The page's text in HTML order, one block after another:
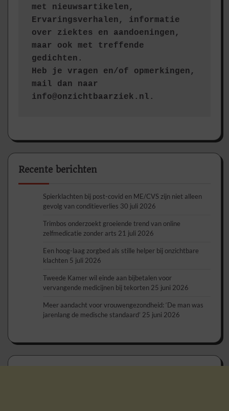
met nieuwsartikelen,
Ervaringsverhalen, informatie
over ziektes en aandoeningen,
maar ook met treffende
gedichten.
Heb je vragen en/of opmerkingen,
mail dan naar
info@onzichtbaarziek.nl.
Recente berichten
Spierklachten bij post-covid en ME/CVS zijn niet alleen
gevolg van conditieverlies 30 juli 2026
Trimbos onderzoekt groeiende trend van online
zelfmedicatie zonder arts 21 juli 2026
Een hoog-laag zorgbed als stille helper bij onzichtbare
klachten 5 juli 2026
Tweede Kamer wil einde aan bijbetalen voor
vervangende medicijnen bij tekorten 25 juni 2026
Meer aandacht voor vrouwengezondheid: ‘De man was
jarenlang de medische standaard’ 25 juni 2026